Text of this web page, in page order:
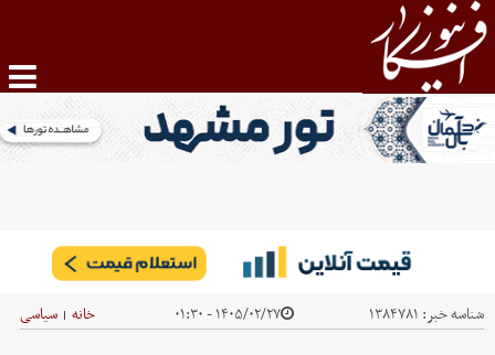
شناسه خبر: ۱۳۸۴۷۸۱ ۱۴۰۵/۰۲/۲۷ - ۰۱:۳۰ خانه | سیاسی